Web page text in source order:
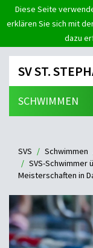
Diese Seite
erklären Sie sich mit
dazu
SV ST.
SCHWIMMEN
SVS Schwimmen
SVS-Schwimmer
Meisterschaften in